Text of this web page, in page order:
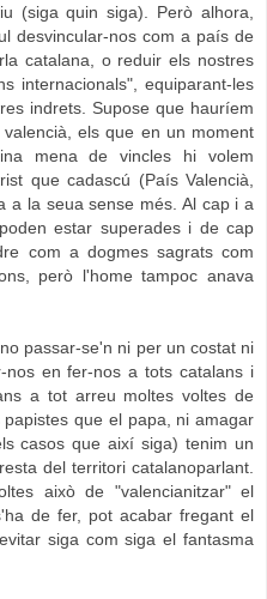
(siga quin siga). Però alhora,
desvincular-nos com a país de
catalana, o reduir els nostres
internacionals", equiparant-les
indrets. Supose que hauríem
els que en un moment
mena de vincles hi volem
que cadascú (País Valencià,
a la seua sense més. Al cap i a
estar superades i de cap
com a dogmes sagrats com
però l'home tampoc anava
passar-se'n ni per un costat ni
nos en fer-nos a tots catalans i
a tot arreu moltes voltes de
que el papa, ni amagar
casos que així siga) tenim un
del territori catalanoparlant.
això de "valencianitzar" el
de fer, pot acabar fregant el
siga com siga el fantasma